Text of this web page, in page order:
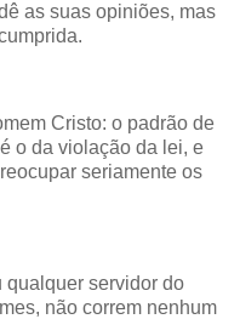
as suas opiniões, mas
Cristo: o padrão de
o da violação da lei, e
seriamente os
qualquer servidor do
não correm nenhum